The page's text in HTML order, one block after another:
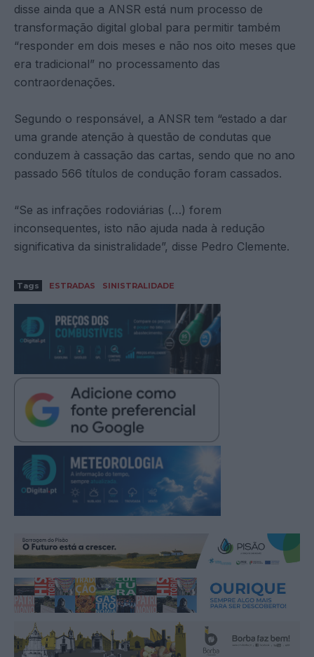
disse ainda que a ANSR está num processo de
transformação digital global para permitir também
“responder em dois meses e não nos oito meses que
era tradicional” no processamento das
contraordenações.
Segundo o responsável, a ANSR tem “estado a dar
uma grande atenção à questão de condutas que
conduzem à cassação das cartas, sendo que no ano
passado 566 títulos de condução foram cassados.
“Se as infrações rodoviárias (…) forem
inconsequentes, isto não ajuda nada à redução
significativa da sinistralidade”, disse Pedro Clemente.
Tags ESTRADAS SINISTRALIDADE